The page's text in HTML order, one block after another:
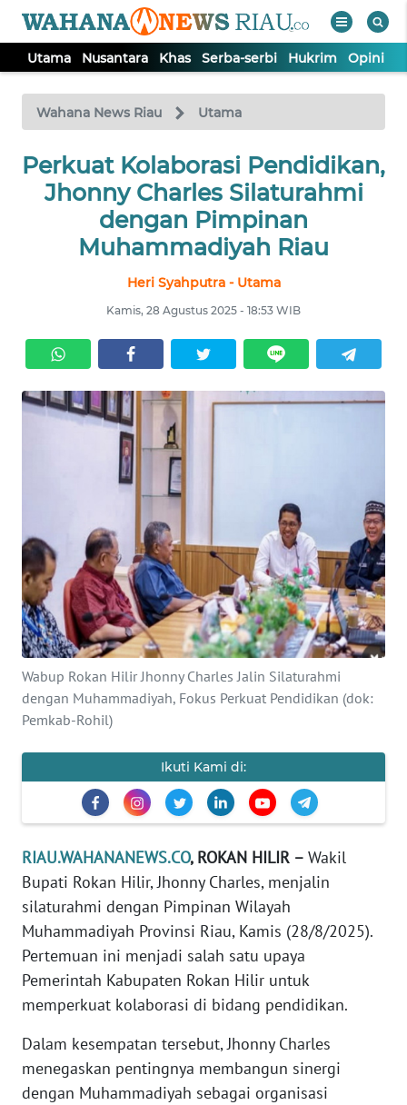
Utama Nusantara Khas Serba-serbi Hukrim Opini
Wahana News Riau Utama
Perkuat Kolaborasi Pendidikan,
Jhonny Charles Silaturahmi
dengan Pimpinan
Muhammadiyah Riau
Heri Syahputra - Utama
Kamis, 28 Agustus 2025 - 18:53 WIB
Wabup Rokan Hilir Jhonny Charles Jalin Silaturahmi
dengan Muhammadiyah, Fokus Perkuat Pendidikan (dok:
Pemkab-Rohil)
Ikuti Kami di:
RIAU.WAHANANEWS.CO, ROKAN HILIR – Wakil
Bupati Rokan Hilir, Jhonny Charles, menjalin
silaturahmi dengan Pimpinan Wilayah
Muhammadiyah Provinsi Riau, Kamis (28/8/2025).
Pertemuan ini menjadi salah satu upaya
Pemerintah Kabupaten Rokan Hilir untuk
memperkuat kolaborasi di bidang pendidikan.
Dalam kesempatan tersebut, Jhonny Charles
menegaskan pentingnya membangun sinergi
dengan Muhammadiyah sebagai organisasi
TV
Tutup
UTAMA
NUSANTARA
SERBI
HUKRIM
Informasi
INDEKS
BERITA
KONTAK
KAMI
INFO
IKLAN
TENTANG
MEDIA
SIBER
REDAKSI
KARIR
Wahana
News